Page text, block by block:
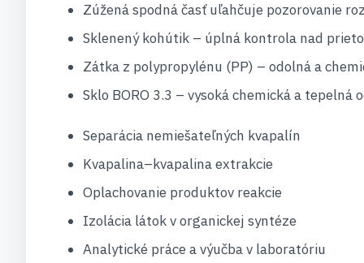
Zúžená spodná časť uľahčuje pozorovanie
Sklenený kohútik – úplná kontrola nad
Zátka z polypropylénu (PP) – odolná a
Sklo BORO 3.3 – vysoká chemická a tepelná
Separácia nemiešateľných kvapalín
Kvapalina–kvapalina extrakcie
Oplachovanie produktov reakcie
Izolácia látok v organickej syntéze
Analytické práce a výučba v laboratóriu